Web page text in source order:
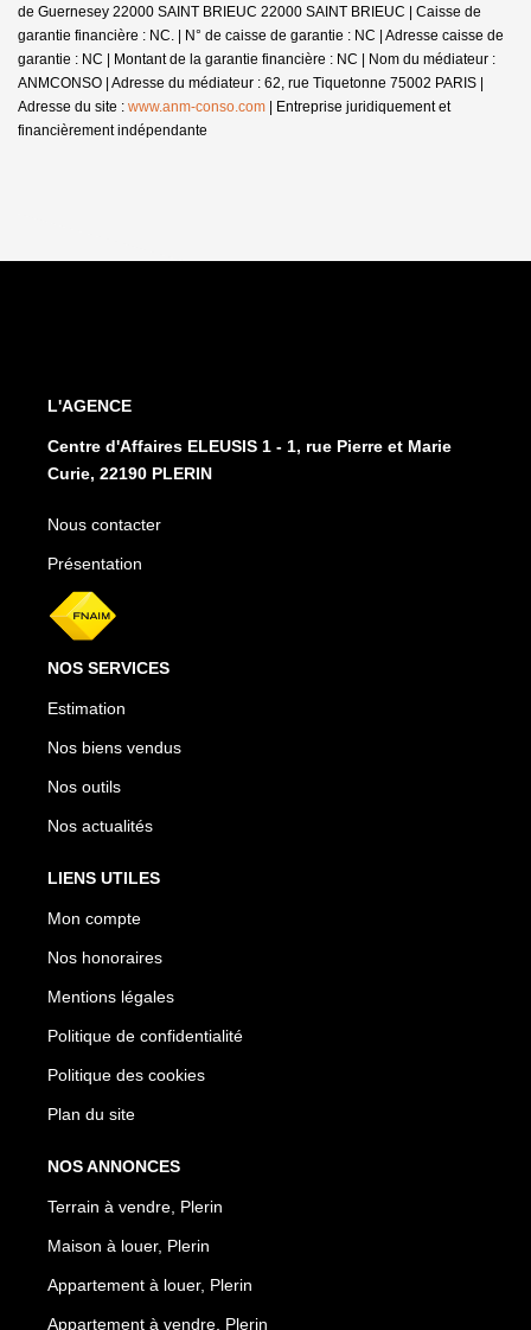
de Guernesey 22000 SAINT BRIEUC 22000 SAINT BRIEUC | Caisse de
garantie financière : NC. | N° de caisse de garantie : NC | Adresse caisse de
garantie : NC | Montant de la garantie financière : NC | Nom du médiateur :
ANMCONSO | Adresse du médiateur : 62, rue Tiquetonne 75002 PARIS |
Adresse du site : www.anm-conso.com | Entreprise juridiquement et
financièrement indépendante
L'AGENCE
Centre d'Affaires ELEUSIS 1 - 1, rue Pierre et Marie
Curie, 22190 PLERIN
Nous contacter
Présentation
NOS SERVICES
Estimation
Nos biens vendus
Nos outils
Nos actualités
LIENS UTILES
Mon compte
Nos honoraires
Mentions légales
Politique de confidentialité
Politique des cookies
Plan du site
NOS ANNONCES
Terrain à vendre, Plerin
Maison à louer, Plerin
Appartement à louer, Plerin
Appartement à vendre, Plerin